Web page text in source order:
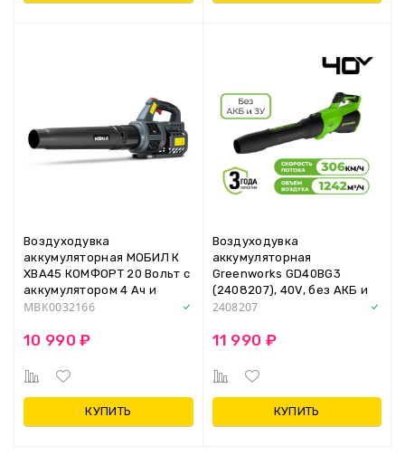
Воздуходувка
аккумуляторная МОБИЛ К
XBA45 КОМФОРТ 20 Вольт с
аккумулятором 4 Ач и
зарядным устройством
MBK0032166
10 990 ₽
КУПИТЬ
Воздуходувка
аккумуляторная
Greenworks GD40BG3
(2408207), 40V, без АКБ и
ЗУ
2408207
11 990 ₽
КУПИТЬ